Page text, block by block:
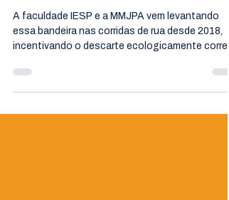
MMJPA 2019
A faculdade IESP e a MMJPA vem levantando
essa bandeira nas corridas de rua desde 2018,
incentivando o descarte ecologicamente